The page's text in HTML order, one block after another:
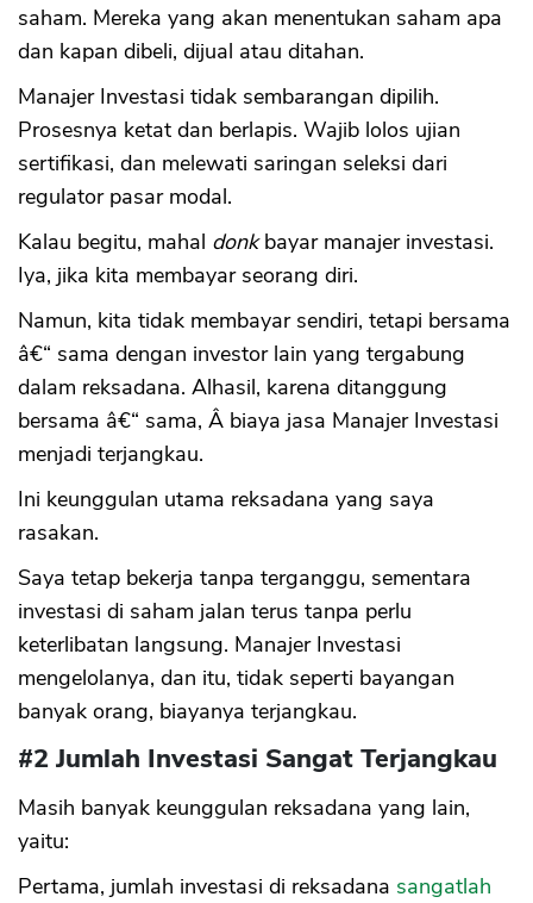
saham. Mereka yang akan menentukan saham apa
dan kapan dibeli, dijual atau ditahan.
Manajer Investasi tidak sembarangan dipilih.
Prosesnya ketat dan berlapis. Wajib lolos ujian
sertifikasi, dan melewati saringan seleksi dari
regulator pasar modal.
Kalau begitu, mahal donkbayar manajer investasi.
Iya, jika kita membayar seorang diri.
Namun, kita tidak membayar sendiri, tetapi bersama
â€“ sama dengan investor lain yang tergabung
dalam reksadana. Alhasil, karena ditanggung
bersama â€“ sama, Â biaya jasa Manajer Investasi
menjadi terjangkau.
Ini keunggulan utama reksadana yang saya
rasakan.
Saya tetap bekerja tanpa terganggu, sementara
investasi di saham jalan terus tanpa perlu
keterlibatan langsung. Manajer Investasi
mengelolanya, dan itu, tidak seperti bayangan
banyak orang, biayanya terjangkau.
#2 Jumlah Investasi Sangat Terjangkau
Masih banyak keunggulan reksadana yang lain,
yaitu:
Pertama, jumlah investasi di reksadana sangatlah
CANCEL